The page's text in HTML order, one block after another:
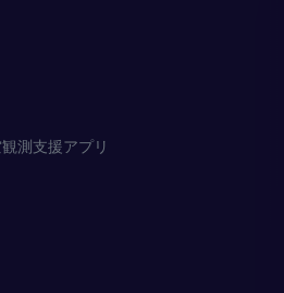
測支援アプリ